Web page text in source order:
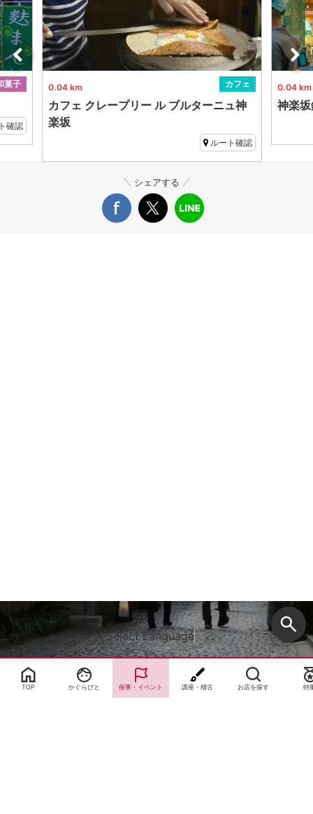
菓子
確認
0.04 km カフェ
カフェ クレープリー ル ブルターニュ神
楽坂
ルート確認
0.04 km
神楽
シェアする
Select Language▼
TOP かぐらびと 催事・イベント 講座・稽古 お店を探す 特